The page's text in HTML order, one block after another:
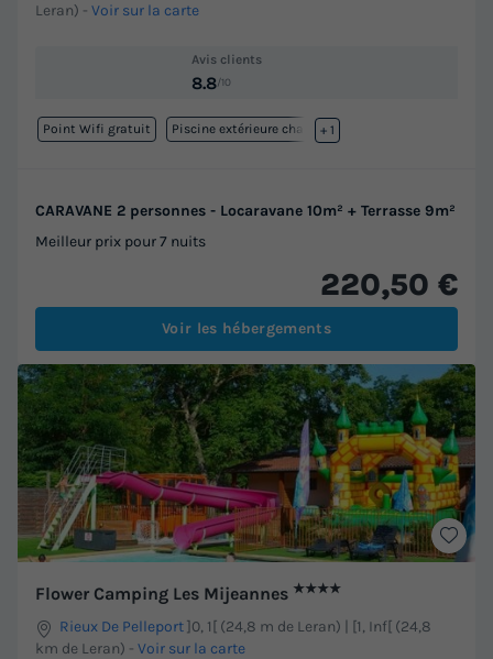
Leran) - Voir sur la carte
Avis clients
8.8/10
Point Wifi gratuit Piscine extérieure chauffée
+ 1
CARAVANE 2 personnes - Locaravane 10m² + Terrasse 9m²
Meilleur prix pour 7 nuits
220,50 €
Voir les hébergements
Flower Camping Les Mijeannes ★★★★
Rieux De Pelleport]0, 1[ (24,8 m de Leran) | [1, Inf[ (24,8
km de Leran) - Voir sur la carte